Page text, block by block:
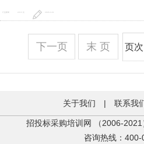
行业要闻 2213 次 2026-3-31
下一页 末 页 页
关于我们 | 联系我
招投标采购培训网 （2006-2021
咨询热线：